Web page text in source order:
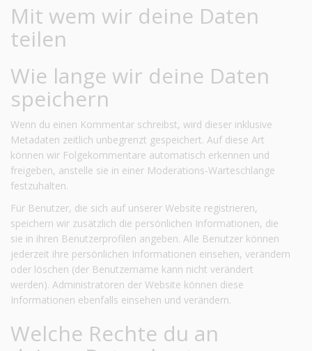
Mit wem wir deine Daten
teilen
Wie lange wir deine Daten
speichern
Wenn du einen Kommentar schreibst, wird dieser inklusive
Metadaten zeitlich unbegrenzt gespeichert. Auf diese Art
können wir Folgekommentare automatisch erkennen und
freigeben, anstelle sie in einer Moderations-Warteschlange
festzuhalten.
Für Benutzer, die sich auf unserer Website registrieren,
speichern wir zusätzlich die persönlichen Informationen, die
sie in ihren Benutzerprofilen angeben. Alle Benutzer können
jederzeit ihre persönlichen Informationen einsehen, verändern
oder löschen (der Benutzername kann nicht verändert
werden). Administratoren der Website können diese
Informationen ebenfalls einsehen und verändern.
Welche Rechte du an